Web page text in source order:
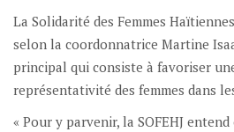
La Solidarité des Femmes
selon la coordonnatrice Martine
principal qui consiste à favoriser
représentativité des femmes dans
« Pour y parvenir, la SOFEHJ